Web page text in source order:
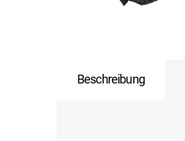
Beschreibung